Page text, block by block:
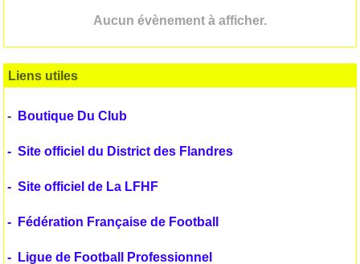
Aucun évènement à afficher.
Liens utiles
- Boutique Du Club
- Site officiel du District des Flandres
- Site officiel de La LFHF
- Fédération Française de Football
- Ligue de Football Professionnel